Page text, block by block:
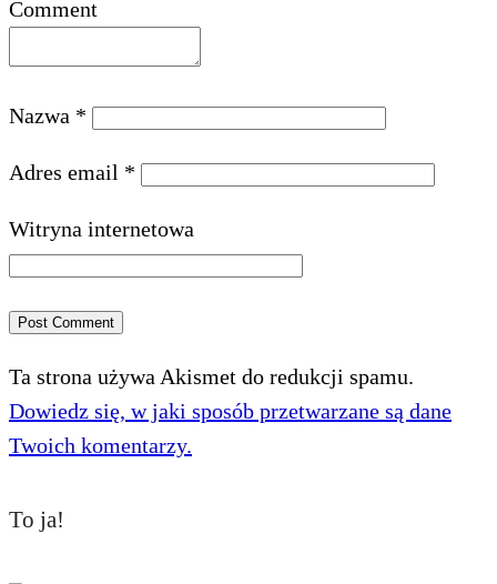
Comment
Nazwa *
Adres email *
Witryna internetowa
Ta strona używa Akismet do redukcji spamu.
Dowiedz się, w jaki sposób przetwarzane są dane
Twoich komentarzy.
To ja!